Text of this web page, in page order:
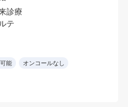
診療
テ
能 オンコールなし